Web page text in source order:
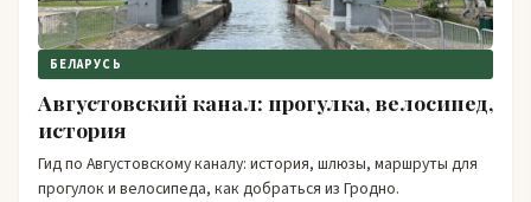
БЕЛАРУСЬ
Августовский канал: прогулка, велосипед,
история
Гид по Августовскому каналу: история, шлюзы, маршруты для
прогулок и велосипеда, как добраться из Гродно.